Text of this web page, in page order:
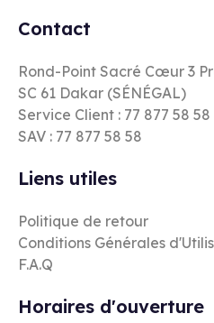
Contact
Rond-Point Sacré Cœur 3
SC 61 Dakar (SÉNÉGAL)
Service Client : 77 877 58 58
SAV : 77 877 58 58
Liens utiles
Politique de retour
Conditions Générales
F.A.Q
Horaires d'ouverture